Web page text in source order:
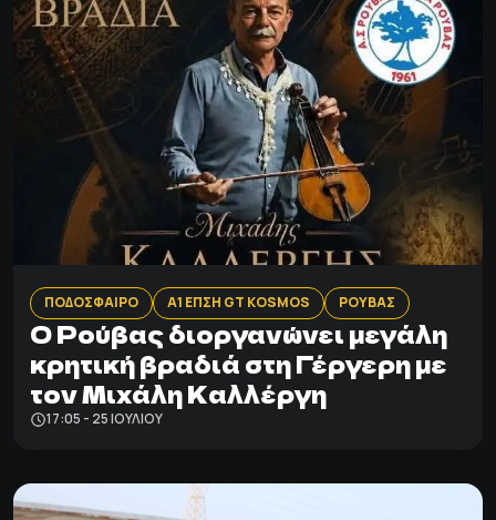
ΠΟΔΟΣΦΑΙΡΟ Α1 ΕΠΣΗ GT KOSMOS ΡΟΥΒΑΣ
Ο Ρούβας διοργανώνει μεγάλη
κρητική βραδιά στη Γέργερη με
τον Μιχάλη Καλλέργη
17:05 - 25 ΙΟΥΛΊΟΥ